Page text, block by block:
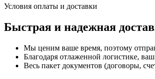
Условия оплаты и доставки
Быстрая и надежная
Мы ценим ваше время, поэтому
Благодаря отлаженной логистике,
Весь пакет документов (договоры,